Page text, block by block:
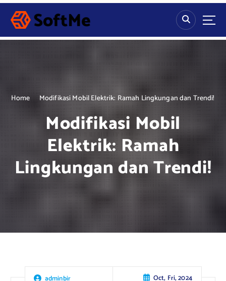
S
p
Home Modifikasi Mobil Elektrik: Ramah Lingkungan dan Trendi!
Modifikasi Mobil
Elektrik: Ramah
Lingkungan dan Trendi!
adminbir Oct, Fri, 2024